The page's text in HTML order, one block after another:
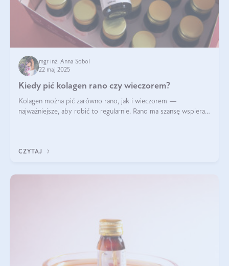
mgr inż. Anna Sobol
22 maj 2025
Kiedy pić kolagen rano czy wieczorem?
Kolagen można pić zarówno rano, jak i wieczorem —
najważniejsze, aby robić to regularnie. Rano ma szansę wspierać
CZYTAJ